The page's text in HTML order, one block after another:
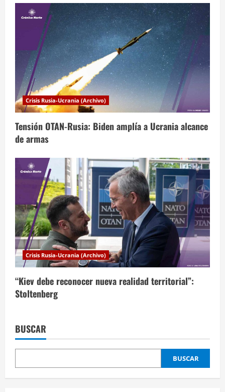
a
d
a
s
Crisis Rusia-Ucrania (Archivo)
Tensión OTAN-Rusia: Biden amplía a Ucrania alcance
de armas
Crisis Rusia-Ucrania (Archivo)
“Kiev debe reconocer nueva realidad territorial”:
Stoltenberg
BUSCAR
BUSCAR